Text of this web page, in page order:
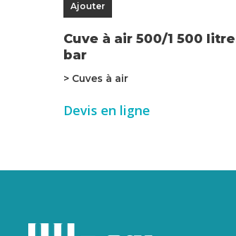
Ajouter
Cuve à air 500/1 500
bar
> Cuves à air
Devis en ligne